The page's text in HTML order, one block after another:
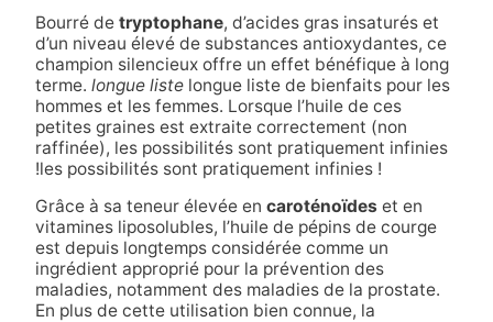
Bourré de tryptophane, d’acides gras insaturés et
d’un niveau élevé de substances antioxydantes, ce
champion silencieux offre un effet bénéfique à long
terme. longue listelongue liste de bienfaits pour les
hommes et les femmes. Lorsque l’huile de ces
petites graines est extraite correctement (non
raffinée), les possibilités sont pratiquement infinies
!les possibilités sont pratiquement infinies !
Grâce à sa teneur élevée en caroténoïdes et en
vitamines liposolubles, l’huile de pépins de courge
est depuis longtemps considérée comme un
ingrédient approprié pour la prévention des
maladies, notamment des maladies de la prostate.
En plus de cette utilisation bien connue, la